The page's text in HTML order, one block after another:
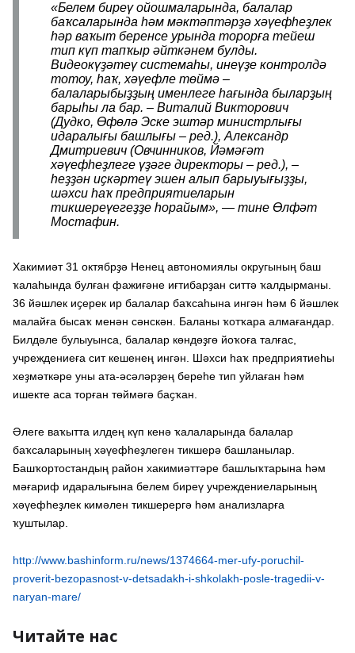
«Белем биреү ойошмаларында, балалар
баҡсаларында һәм мәктәптәрҙә хәүефһеҙлек
һәр ваҡыт беренсе урында торорға тейеш
тип күп тапҡыр әйткәнем булды.
Видеокүҙәтеү системаһы, инеүҙе контролдә
тотоу, һаҡ, хәүефле төймә –
балаларыбыҙҙың именлеге һағында быларҙың
барыһы ла бар. – Виталий Викторович
(Дудко, Өфөлә Эске эштәр министрлығы
идаралығы башлығы – ред.), Александр
Дмитриевич (Овчинников, Йәмәғәт
хәүефһеҙлеге үҙәге директоры – ред.), –
һеҙҙән иҫкәртеү эшен алып барыуығыҙҙы,
шәхси һаҡ предприятиеларын
тикшереүегеҙҙе һорайым», — тине Өлфәт
Мостафин.
Хакимиәт 31 октябрҙә Ненец автономиялы округының баш
ҡалаһында булған фажиғәне иғтибарҙан ситтә ҡалдырманы.
36 йәшлек иҫерек ир балалар баҡсаһына ингән һәм 6 йәшлек
малайға бысаҡ менән сәнскән. Баланы ҡотҡара алмағандар.
Билдәле булыуынса, балалар көндөҙгө йоҡоға талғас,
учреждениеға сит кешенең ингән. Шәхси һаҡ предприятиеһы
хеҙмәткәре уны ата-әсәләрҙең береһе тип уйлаған һәм
ишекте аса торған төймәгә баҫҡан.
Әлеге ваҡытта илдең күп кенә ҡалаларында балалар
баҡсаларының хәүефһеҙлеген тикшерә башланылар.
Башҡортостандың район хакимиәттәре башлыҡтарына һәм
мәғариф идаралығына белем биреү учреждениеларының
хәүефһеҙлек кимәлен тикшерергә һәм анализларға
ҡуштылар.
http://www.bashinform.ru/news/1374664-mer-ufy-poruchil-
proverit-bezopasnost-v-detsadakh-i-shkolakh-posle-tragedii-v-
naryan-mare/
Читайте нас